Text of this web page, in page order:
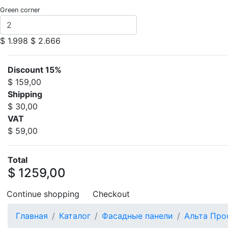
Green corner
$ 1.998 $ 2.666
Discount 15%
$ 159,00
Shipping
$ 30,00
VAT
$ 59,00
Total
$ 1259,00
Continue shopping Checkout
Главная Каталог Фасадные панели Альта